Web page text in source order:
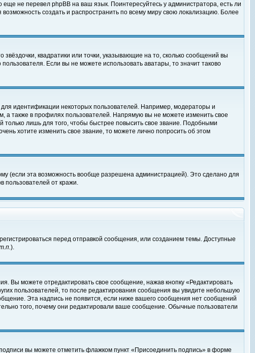
не перевел phpBB на ваш язык. Поинтересуйтесь у администратора, есть ли
создать и распространить по всему миру свою локализацию. Более
квадратики или точки, указывающие на то, сколько сообщений вы
Если вы не можете использовать аватары, то значит таково
идентификации некоторых пользователей. Например, модераторы и
а также в профилях пользователей. Напрямую вы не можете изменить свое
лишь для того, чтобы быстрее повысить свое звание. Подобными
хотите изменить свое звание, то можете лично попросить об этом
(если эта возможность вообще разрешена администрацией). Это сделано для
пользователей от кражи.
перед отправкой сообщения, или созданием темы. Доступные
).
Вы можете отредактировать свое сообщение, нажав кнопку «Редактировать
пользователей, то после редактирования сообщения вы увидите небольшую
Эта надпись не появится, если ниже вашего сообщения нет сообщений
того, почему они редактировали ваше сообщение. Обычные пользователи
вы можете отметить флажком пункт «Присоединить подпись» в форме